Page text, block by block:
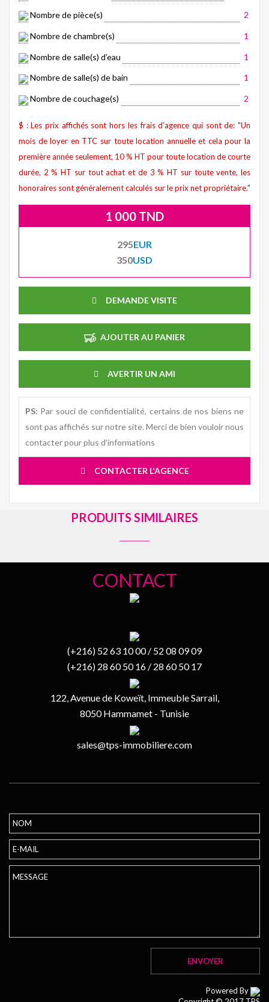
Nombre de pièce(s) 2
Nombre de chambre(s) 1
Nombre de salle(s) d’eau 1
Nombre de salle(s) de bain 1
Nombre de couchage(s) 2
$ : Les prix affichés sont hors les frais d’agence qui sont de: "Un
mois de loyer en TTC sur toute location annuelle et cela pour la
première année seulement, 10 % HT pour toute location de courte
durée, 2 % HT sur tout achat et de 3 % HT sur toute vente, les
honoraires sont généralement calculés sur le prix net propriétaire."
1 000 TND
295EUR
350USD
DEMANDE VISITE
AJOUTER AU PANIER
AVERTIR UN AMI
PS: Par souci de confidentialité, certains de nos biens ne
sont pas affichés sur notre site. Merci de bien vouloir nous
contacter pour plus d’informations
CONTACTER L'AGENCE
PRODUITS SIMILAIRES
CONTACT
(+216) 52 63 10 00 / 52 08 09 09
(+216) 28 60 50 16 / 28 60 50 17
122, Avenue de Koweït, Immeuble Sarrail,
8050 Hammamet - Tunisie
sales@tps-immobiliere.com
Powered By